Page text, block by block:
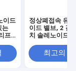
이드
는
프
정상폐접속 유
이드 밸브, 2 길
치 솔레노이드
최고의